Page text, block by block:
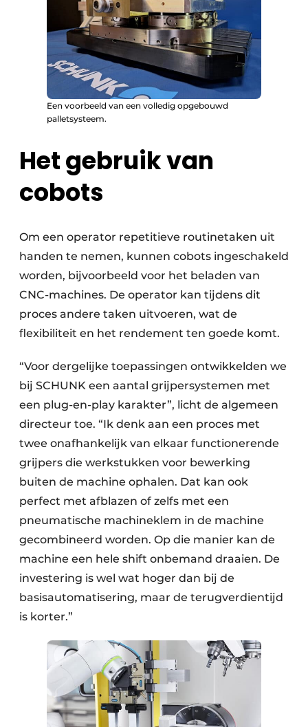
Een voorbeeld van een volledig opgebouwd
palletsysteem.
Het gebruik van
cobots
Om een operator repetitieve routinetaken uit
handen te nemen, kunnen cobots ingeschakeld
worden, bijvoorbeeld voor het beladen van
CNC-machines. De operator kan tijdens dit
proces andere taken uitvoeren, wat de
flexibiliteit en het rendement ten goede komt.
“Voor dergelijke toepassingen ontwikkelden we
bij SCHUNK een aantal grijpersystemen met
een plug-en-play karakter”, licht de algemeen
directeur toe. “Ik denk aan een proces met
twee onafhankelijk van elkaar functionerende
grijpers die werkstukken voor bewerking
buiten de machine ophalen. Dat kan ook
perfect met afblazen of zelfs met een
pneumatische machineklem in de machine
gecombineerd worden. Op die manier kan de
machine een hele shift onbemand draaien. De
investering is wel wat hoger dan bij de
basisautomatisering, maar de terugverdientijd
is korter.”